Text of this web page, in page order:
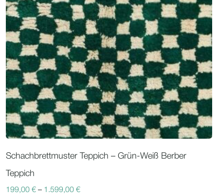
Schachbrettmuster Teppich – Grün-Weiß Berber
Teppich
199,00 € – 1.599,00 €